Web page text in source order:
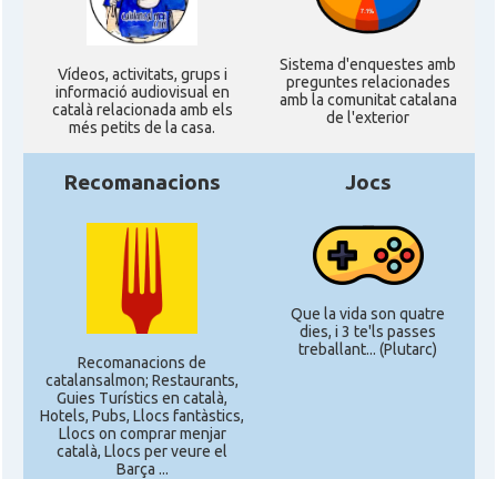
Ví­deos, activitats, grups i
informació audiovisual en
català relacionada amb els
més petits de la casa.
Sistema d'enquestes amb
preguntes relacionades
amb la comunitat catalana
de l'exterior
Recomanacions
Recomanacions de
catalansalmon; Restaurants,
Guies Turístics en català,
Hotels, Pubs, Llocs fantàstics,
Llocs on comprar menjar
català, Llocs per veure el
Barça ...
Jocs
Que la vida son quatre
dies, i 3 te'ls passes
treballant... (Plutarc)